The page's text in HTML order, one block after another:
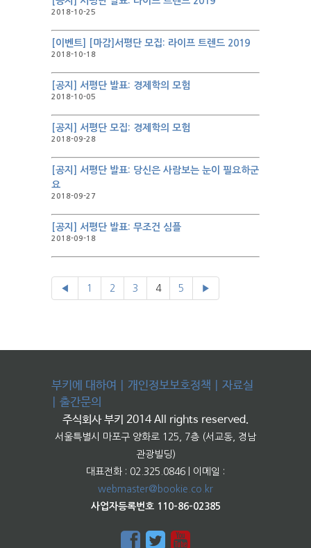
2018-10-25
[이벤트] [마감]서평단 모집: 라이프 트렌드 2019
2018-10-18
[공지] 서평단 발표: 경제학의 모험
2018-10-05
[공지] 서평단 모집: 경제학의 모험
2018-09-28
[공지] 서평단 발표: 당신은 사람보는 눈이 필요하군
요
2018-09-27
[공지] 서평단 발표: 무조건 심플
2018-09-18
◀ 1 2 3 4 5 ▶
부키에 대하여 개인정보보호정책
자료실
출간문의
주식회사 부키 2014 All rights reserved.
서울특별시 마포구 양화로 125, 7층 (서교동, 경남
관광빌딩)
대표전화 : 02.325.0846 | 이메일 :
webmaster@bookie.co.kr
사업자등록번호 110-86-02385